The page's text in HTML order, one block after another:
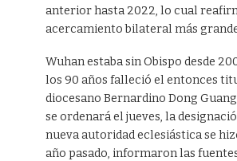
anterior hasta 2022, lo cual
acercamiento bilateral más grande
Wuhan estaba sin Obispo desde
los 90 años falleció el entonces
diocesano Bernardino Dong
se ordenará el jueves, la
nueva autoridad eclesiástica se
año pasado, informaron las